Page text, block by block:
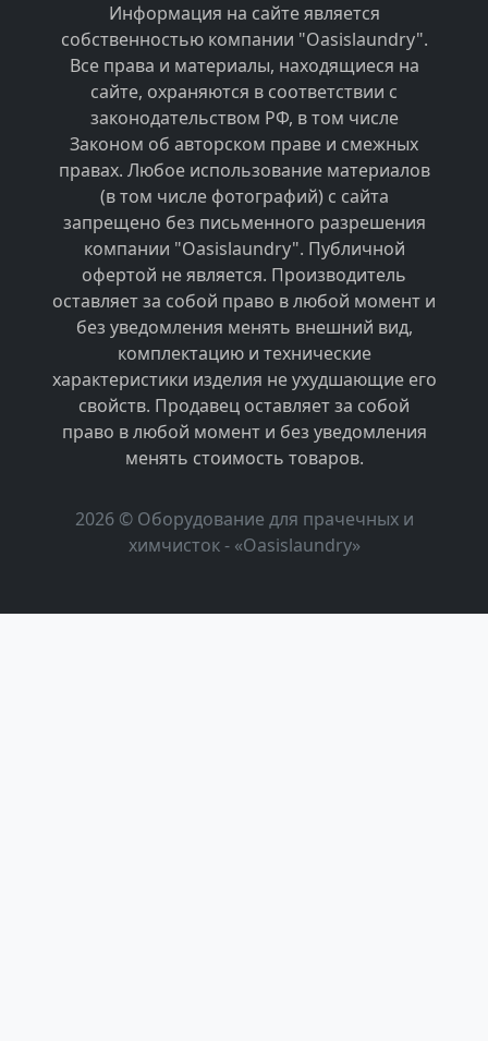
Информация на сайте является
собственностью компании "Oasislaundry".
Все права и материалы, находящиеся на
сайте, охраняются в соответствии с
законодательством РФ, в том числе
Законом об авторском праве и смежных
правах. Любое использование материалов
(в том числе фотографий) с сайта
запрещено без письменного разрешения
компании "Oasislaundry". Публичной
офертой не является. Производитель
оставляет за собой право в любой момент и
без уведомления менять внешний вид,
комплектацию и технические
характеристики изделия не ухудшающие его
свойств. Продавец оставляет за собой
право в любой момент и без уведомления
менять стоимость товаров.
2026 © Оборудование для прачечных и
химчисток - «Oasislaundry»